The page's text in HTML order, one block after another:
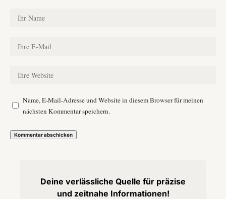
Name, E-Mail-Adresse und Website in diesem Browser für meinen
nächsten Kommentar speichern.
Deine verlässliche Quelle für präzise
und zeitnahe Informationen!